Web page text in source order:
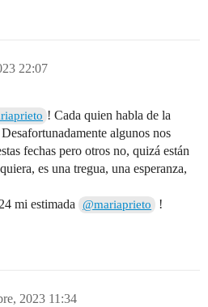
22:07
! Cada quien habla de la
algunos nos
fechas pero otros no, quizá están
es una tregua, una esperanza,
mi estimada @mariaprieto !
2023 11:34